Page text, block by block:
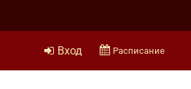
Вход Расписание